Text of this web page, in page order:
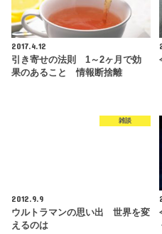
2017.4.12
引き寄せの法則 1～2ヶ月で効
果のあること 情報断捨離
雑談
2012.9.9
ウルトラマンの思い出 世界を変
えるのは